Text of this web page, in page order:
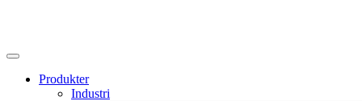
Produkter
Industri